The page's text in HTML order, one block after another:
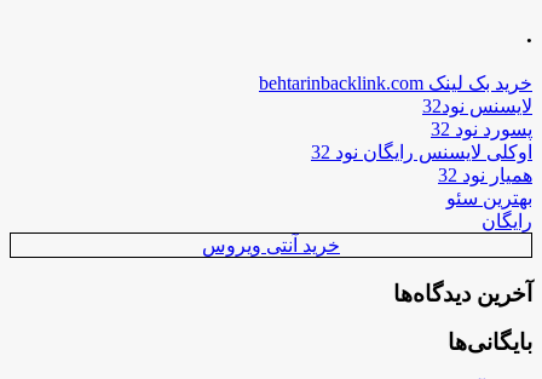
.
خرید بک لینک behtarinbacklink.com
لایسنس نود32
پسورد نود 32
اوکلی لایسنس رایگان نود 32
همیار نود 32
بهترین سئو
رایگان
خرید آنتی ویروس
آخرین دیدگاه‌ها
بایگانی‌ها